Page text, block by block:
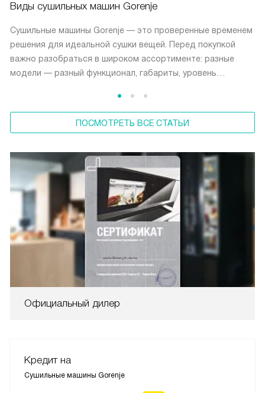
Виды сушильных машин Gorenje
Сушильные машины Gorenje — это проверенные временем
решения для идеальной сушки вещей. Перед покупкой
важно разобраться в широком ассортименте: разные
модели — разный функционал, габариты, уровень
ПОСМОТРЕТЬ ВСЕ СТАТЬИ
Официальный дилер
Кредит на
Сушильные машины Gorenje